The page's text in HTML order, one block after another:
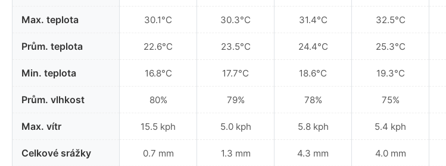
Max. teplota
Prům. teplota
Min. teplota
Prům. vlhkost
Max. vítr
Celkové srážky
30.1°C
22.6°C
16.8°C
80%
15.5 kph
0.7 mm
30.3°C
23.5°C
17.7°C
79%
5.0 kph
1.3 mm
31.4°C
24.4°C
18.6°C
78%
5.8 kph
4.3 mm
32.5°C
25.3°C
19.3°C
75%
5.4 kph
4.0 mm